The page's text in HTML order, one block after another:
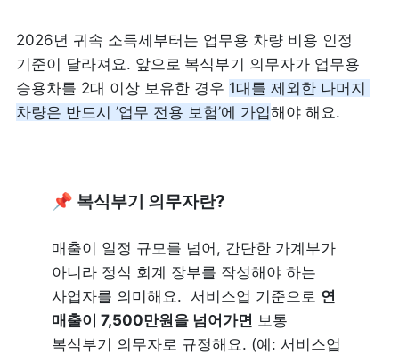
2026년 귀속 소득세부터는 업무용 차량 비용 인정
기준이 달라져요. 앞으로 복식부기 의무자가 업무용
승용차를 2대 이상 보유한 경우 1대를 제외한 나머지
차량은 반드시 ’업무 전용 보험’에 가입해야 해요.
📌 복식부기 의무자란?
매출이 일정 규모를 넘어, 간단한 가계부가
아니라 정식 회계 장부를 작성해야 하는
사업자를 의미해요.  서비스업 기준으로 연
매출이 7,500만원을 넘어가면 보통
복식부기 의무자로 규정해요. (예: 서비스업